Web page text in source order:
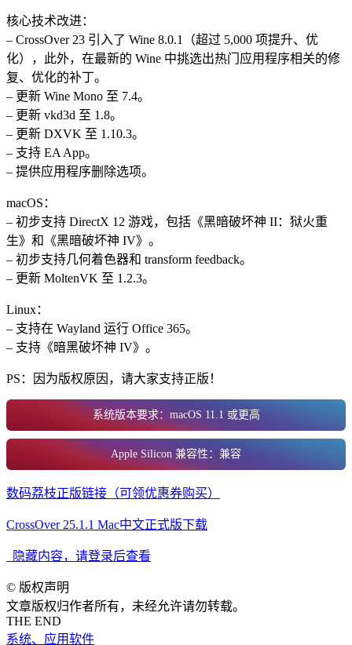
核心技术改进：
– CrossOver 23 引入了 Wine 8.0.1（超过 5,000 项提升、优
化），此外，在最新的 Wine 中挑选出热门应用程序相关的修
复、优化的补丁。
– 更新 Wine Mono 至 7.4。
– 更新 vkd3d 至 1.8。
– 更新 DXVK 至 1.10.3。
– 支持 EA App。
– 提供应用程序删除选项。
macOS：
– 初步支持 DirectX 12 游戏，包括《黑暗破坏神 II：狱火重
生》和《黑暗破坏神 IV》。
– 初步支持几何着色器和 transform feedback。
– 更新 MoltenVK 至 1.2.3。
Linux：
– 支持在 Wayland 运行 Office 365。
– 支持《暗黑破坏神 IV》。
PS：因为版权原因，请大家支持正版！
系统版本要求：macOS 11.1 或更高
Apple Silicon 兼容性：兼容
数码荔枝正版链接（可领优惠券购买）
CrossOver 25.1.1 Mac中文正式版下载
隐藏内容，请登录后查看
© 版权声明
文章版权归作者所有，未经允许请勿转载。
THE END
系统、应用软件